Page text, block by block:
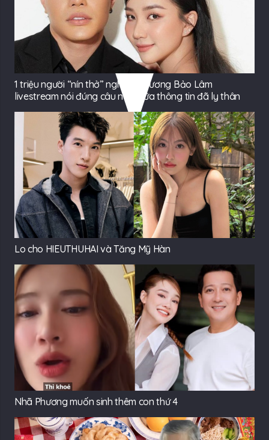
1 triệu người “nín thở” nghe Lê Dương Bảo Lâm
livestream nói đúng câu này giữa thông tin đã ly thân
Lo cho HIEUTHUHAI và Tăng Mỹ Hàn
Nhã Phương muốn sinh thêm con thứ 4